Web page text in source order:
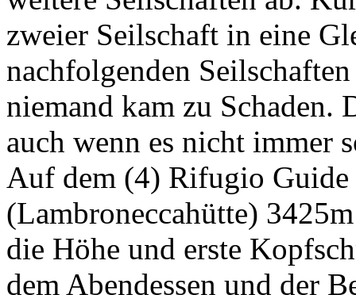
zweier Seilschaft in eine
nachfolgenden
niemand kam zu Schaden.
auch wenn es nicht immer
Auf dem (4) Rifugio Guide
(Lambroneccahütte)
die Höhe und erste
dem Abendessen und der